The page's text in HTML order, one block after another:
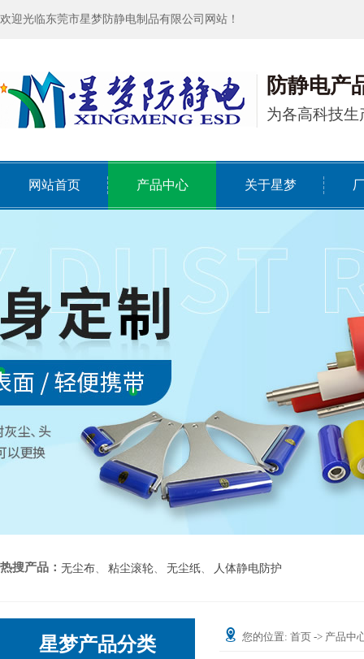
欢迎光临东莞市星梦防静电制品有限公司网站！
防静电产
为各高科技
网站首页 产品中心 关于星梦
热搜产品： 无尘布、 粘尘滚轮、 无尘纸、 人体静电防护
星梦产品分类 您的位置: 首页 -> 产品中